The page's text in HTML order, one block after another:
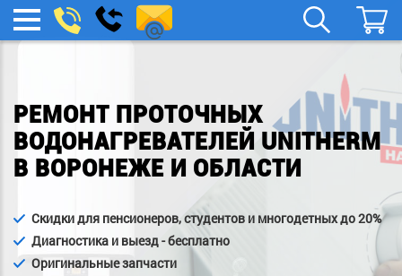
МЕНЮ
boylera@yandex.ru
Заказать
звонок
РЕМОНТ ПРОТОЧНЫХ
ВОДОНАГРЕВАТЕЛЕЙ UNITHERM
В ВОРОНЕЖЕ И ОБЛАСТИ
Скидки для пенсионеров, студентов и многодетных до 20%
Диагностика и выезд - бесплатно
Оригинальные запчасти